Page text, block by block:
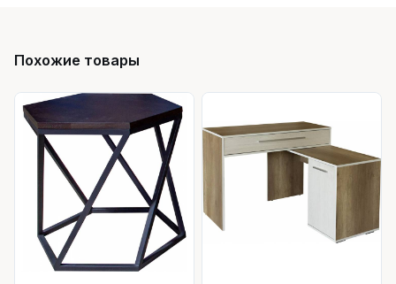
Похожие товары